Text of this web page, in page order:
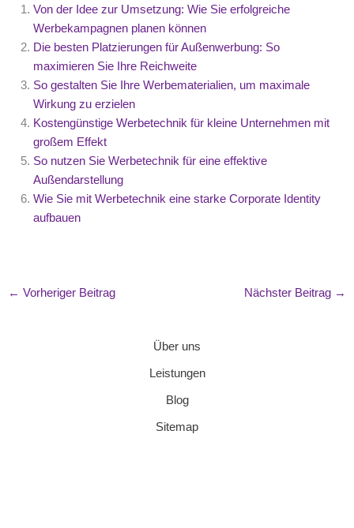
Von der Idee zur Umsetzung: Wie Sie erfolgreiche
Werbekampagnen planen können
Die besten Platzierungen für Außenwerbung: So
maximieren Sie Ihre Reichweite
So gestalten Sie Ihre Werbematerialien, um maximale
Wirkung zu erzielen
Kostengünstige Werbetechnik für kleine Unternehmen mit
großem Effekt
So nutzen Sie Werbetechnik für eine effektive
Außendarstellung
Wie Sie mit Werbetechnik eine starke Corporate Identity
aufbauen
← Vorheriger Beitrag Nächster Beitrag →
Über uns
Leistungen
Blog
Sitemap